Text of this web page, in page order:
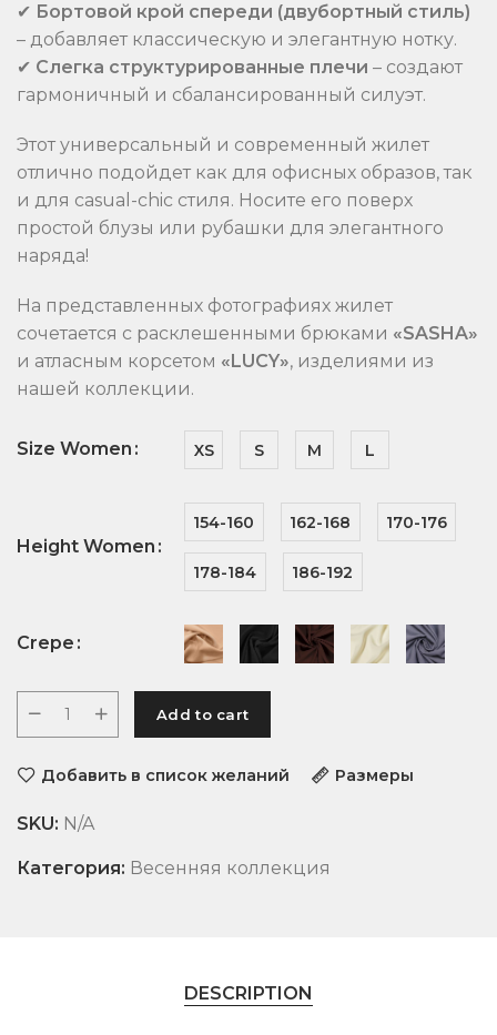
✔ Бортовой крой спереди (двубортный стиль)
– добавляет классическую и элегантную нотку.
✔ Слегка структурированные плечи – создают
гармоничный и сбалансированный силуэт.
Этот универсальный и современный жилет
отлично подойдет как для офисных образов, так
и для casual-chic стиля. Носите его поверх
простой блузы или рубашки для элегантного
наряда!
На представленных фотографиях жилет
сочетается с расклешенными брюками «SASHA»
и атласным корсетом «LUCY», изделиями из
нашей коллекции.
Size Women XS S M L
Height Women
154-160 162-168 170-176
178-184 186-192
Crepe
Add to cart
Добавить в список желаний Размеры
SKU: N/A
Категория: Весенняя коллекция
DESCRIPTION